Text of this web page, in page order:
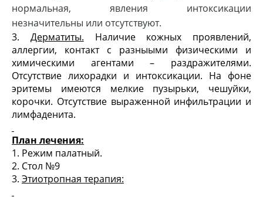
нормальная, явления интоксикации
незначительны или отсутствуют.
3. Дерматиты. Наличие кожных проявлений,
аллергии, контакт с разныыми физическими и
химическими агентами – раздражителями.
Отсутствие лихорадки и интоксикации. На фоне
эритемы имеются мелкие пузырьки, чешуйки,
корочки. Отсутствие выраженной инфильтрации и
лимфаденита.
План лечения:
1. Режим палатный.
2. Стол №9
3. Этиотропная терапия: